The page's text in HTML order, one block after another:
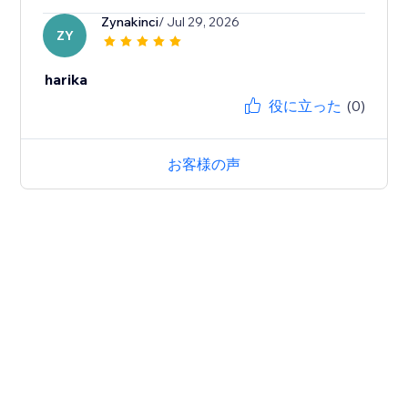
ZY
Zynakinci/ Jul 29, 2026
harika
役に立った (0)
お客様の声